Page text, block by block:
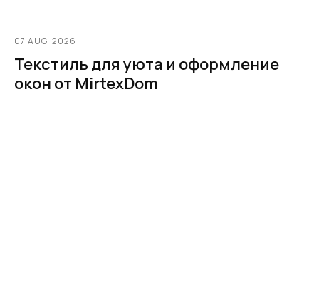
07 AUG, 2026
Текстиль для уюта и оформление
окон от MirtexDom